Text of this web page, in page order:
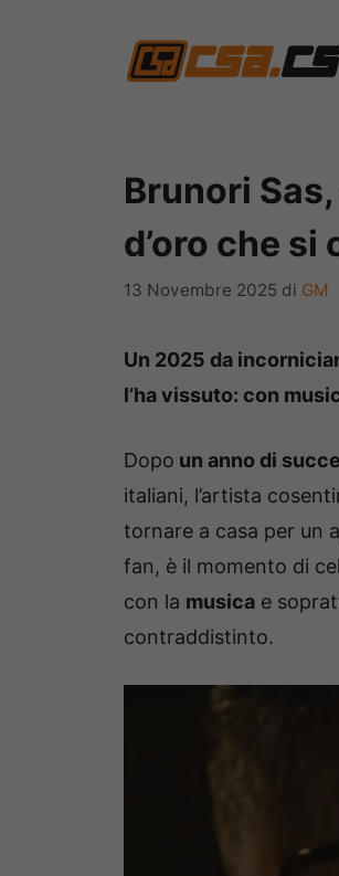
Brunori
d’oro che
13 Novembre 2025 di GM
Un 2025 da
l’ha vissuto: con
Dopo un anno di
italiani, l’artista
tornare a casa per un
fan, è il momento di
con la musica e
contraddistinto.